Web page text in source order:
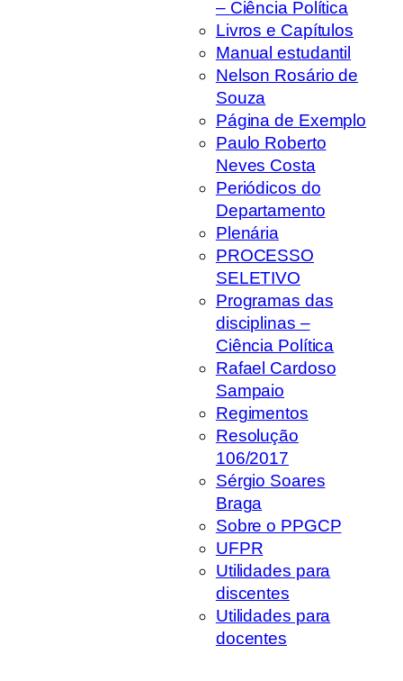
– Ciência Política
Livros e Capítulos
Manual estudantil
Nelson Rosário de
Souza
Página de Exemplo
Paulo Roberto
Neves Costa
Periódicos do
Departamento
Plenária
PROCESSO
SELETIVO
Programas das
disciplinas –
Ciência Política
Rafael Cardoso
Sampaio
Regimentos
Resolução
106/2017
Sérgio Soares
Braga
Sobre o PPGCP
UFPR
Utilidades para
discentes
Utilidades para
docentes